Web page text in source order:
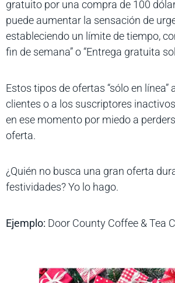
gratuito por una compra de 100
puede aumentar la sensación de
estableciendo un límite de tiempo,
fin de semana” o “Entrega gratuita
Estos tipos de ofertas “sólo en línea”
clientes o a los suscriptores
en ese momento por miedo a
oferta.
¿Quién no busca una gran oferta
festividades? Yo lo hago.
Ejemplo: Door County Coffee & Tea